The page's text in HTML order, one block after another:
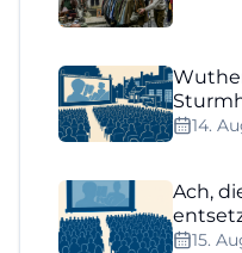
14.
Ach,
15.